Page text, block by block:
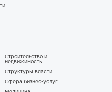
Строительство и
недвижимость
Структуры власти
Сфера бизнес-услуг